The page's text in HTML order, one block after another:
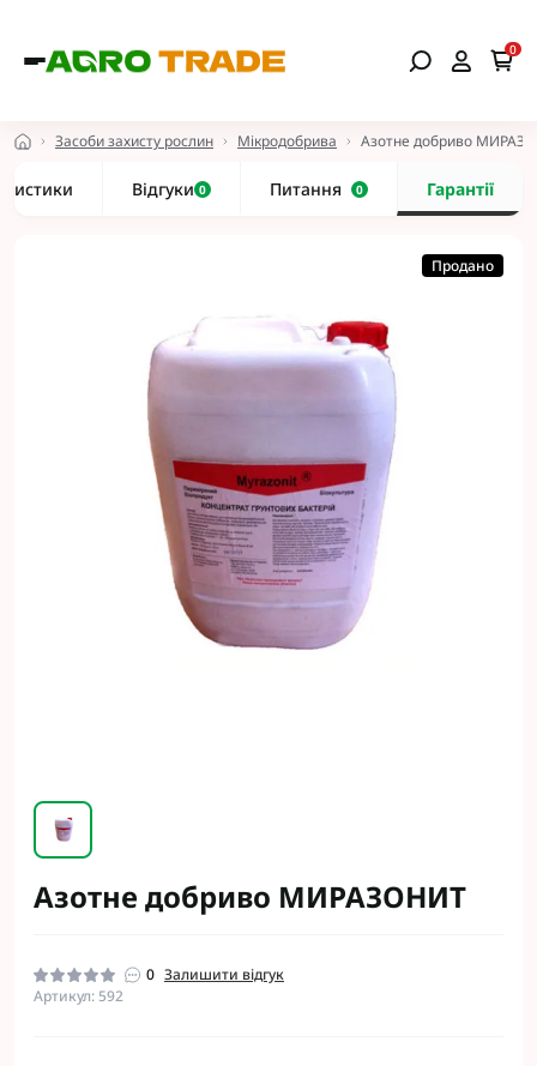
0
Засоби захисту рослин Мікродобрива Азотне добриво
Відгуки 0 Питання 0 Гарантії
Продано
Азотне добриво МИРАЗОНИТ
0 Залишити відгук
Артикул: 592